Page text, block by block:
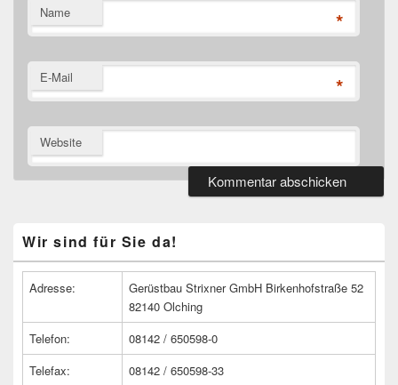
Name *
E-Mail *
Website
Seitenleisten
Widget-
Wir sind für Sie da!
Adresse:
Gerüstbau Strixner GmbH Birkenhofstraße 52
82140 Olching
Telefon:
08142 / 650598-0
Telefax:
08142 / 650598-33